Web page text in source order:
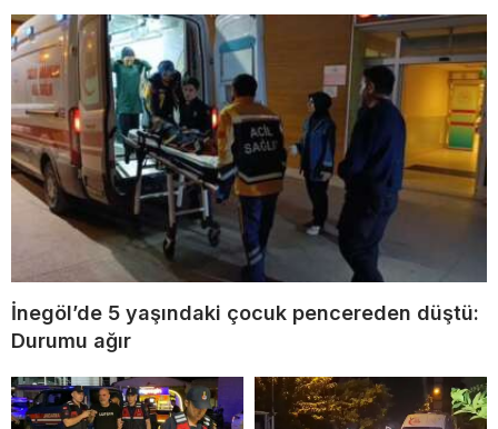
İnegöl’de 5 yaşındaki çocuk pencereden düştü:
Durumu ağır